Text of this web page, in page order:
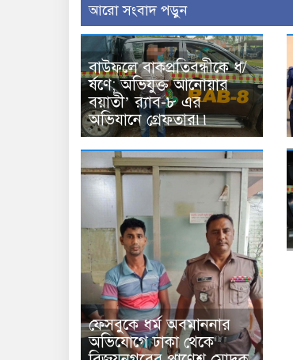
আরো সংবাদ পড়ুন
বাউফলে বাকপ্রতিবন্ধীকে ধ/
র্ষণে; অভিযুক্ত আনোয়ার
বয়াতী’ র‌্যাব-৮ এর
অভিযানে গ্রেফতার৷৷
ফেসবুকে ধর্ম অবমাননার
অভিযোগে ঢাকা থেকে